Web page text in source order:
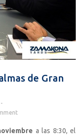
de Gran
a las 8:30, el